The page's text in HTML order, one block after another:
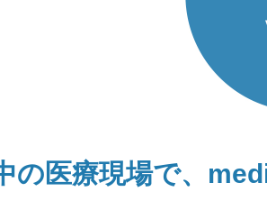
の医療現場で、